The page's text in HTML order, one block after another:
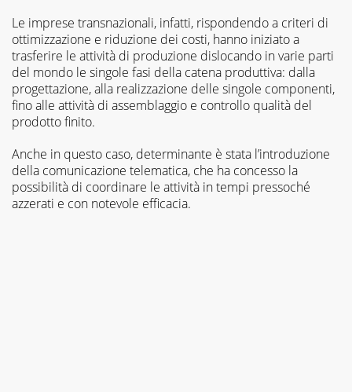
Le imprese transnazionali, infatti, rispondendo a criteri di
ottimizzazione e riduzione dei costi, hanno iniziato a
trasferire le attività di produzione dislocando in varie parti
del mondo le singole fasi della catena produttiva: dalla
progettazione, alla realizzazione delle singole componenti,
fino alle attività di assemblaggio e controllo qualità del
prodotto finito.
Anche in questo caso, determinante è stata l’introduzione
della comunicazione telematica, che ha concesso la
possibilità di coordinare le attività in tempi pressoché
azzerati e con notevole efficacia.